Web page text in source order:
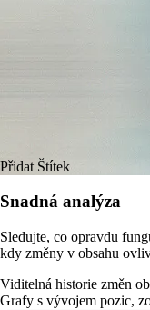
Přidat Štítek
Snadná analýza
Sledujte, co opravdu
kdy změny v obsahu
Viditelná historie změn
Grafy s vývojem pozic,